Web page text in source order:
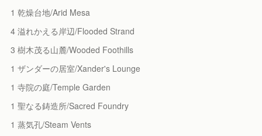
1 乾燥台地/Arid Mesa
4 溢れかえる岸辺/Flooded Strand
3 樹木茂る山麓/Wooded Foothills
1 ザンダーの居室/Xander's Lounge
1 寺院の庭/Temple Garden
1 聖なる鋳造所/Sacred Foundry
1 蒸気孔/Steam Vents